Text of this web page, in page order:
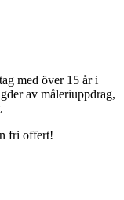
med över 15 år i
av måleriuppdrag,
fri offert!